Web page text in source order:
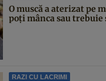
O muscă a aterizat pe
poți mânca sau trebuie
RAZI CU LACRIMI